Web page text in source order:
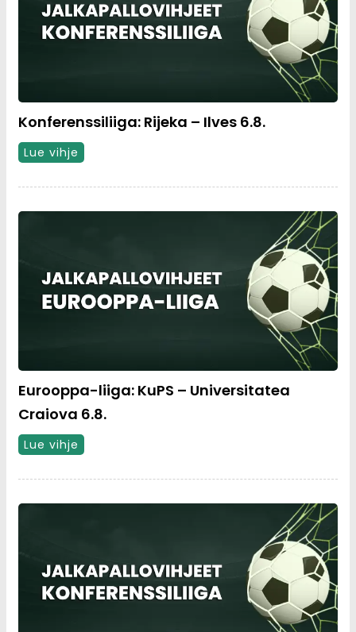
Konferenssiliiga: Rijeka – Ilves 6.8.
Lue vihje
Eurooppa-liiga: KuPS – Universitatea
Craiova 6.8.
Lue vihje